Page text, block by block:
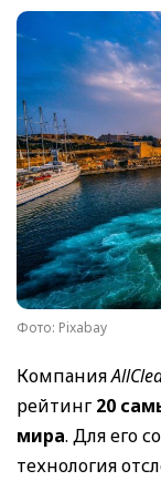
Фото: Pixabay
Компания
рейтинг 20
мира. Для его
технология